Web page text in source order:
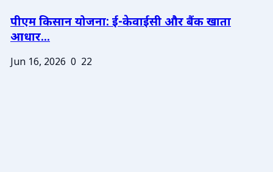
पीएम किसान योजना: ई-केवाईसी और बैंक खाता
आधार...
Jun 16, 2026 0 22